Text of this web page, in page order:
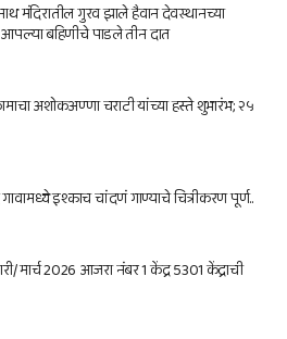
मंदिरातील गुरव झाले हैवान देवस्थानच्या
बहिणीचे पाडले तीन दात
अशोकअण्णा चराटी यांच्या हस्ते शुभारंभ; २५
इश्काच चांदणं गाण्याचे चित्रीकरण पूर्ण..
मार्च 2026 आजरा नंबर 1 केंद्र 5301 केंद्राची